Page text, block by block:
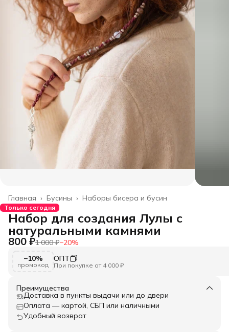
Наборы бисера и бусин
Бусины ›
Главная ›
Только сегодня
Набор для создания Лулы с
натуральными камнями
800 ₽1 000 ₽−20%
−10%
промокод
ОПТ
При покупке от 4 000 ₽
Преимущества
Доставка в пункты выдачи или до двери
Оплата — картой, СБП или наличными
Удобный возврат